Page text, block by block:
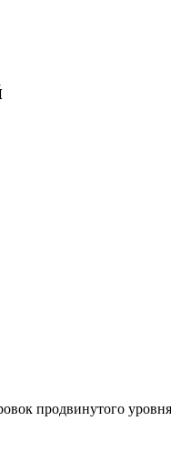
продвинутого